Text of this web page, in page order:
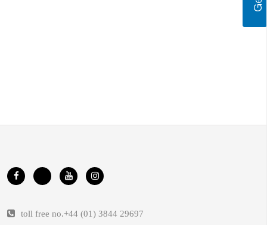
toll free no.+44 (01) 3844 29697